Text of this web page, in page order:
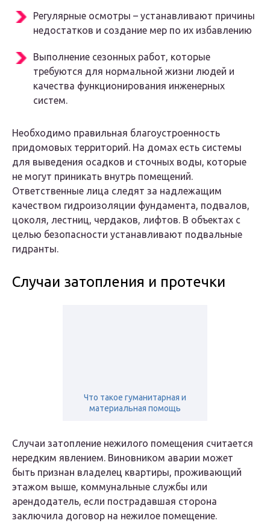
Регулярные осмотры – устанавливают причины
недостатков и создание мер по их избавлению
Выполнение сезонных работ, которые
требуются для нормальной жизни людей и
качества функционирования инженерных
систем.
Необходимо правильная благоустроенность
придомовых территорий. На домах есть системы
для выведения осадков и сточных воды, которые
не могут приникать внутрь помещений.
Ответственные лица следят за надлежащим
качеством гидроизоляции фундамента, подвалов,
цоколя, лестниц, чердаков, лифтов. В объектах с
целью безопасности устанавливают подвальные
гидранты.
Случаи затопления и протечки
Что такое гуманитарная и
материальная помощь
Случаи затопление нежилого помещения считается
нередким явлением. Виновником аварии может
быть признан владелец квартиры, проживающий
этажом выше, коммунальные службы или
арендодатель, если пострадавшая сторона
заключила договор на нежилое помещение.